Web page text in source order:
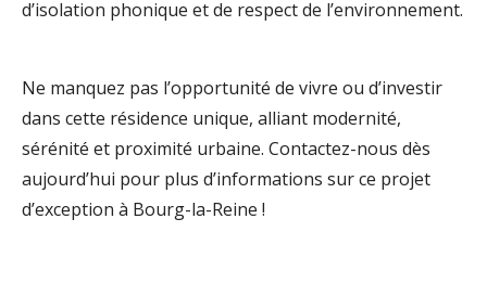
d’isolation phonique et de respect de l’environnement.
Ne manquez pas l’opportunité de vivre ou d’investir
dans cette résidence unique, alliant modernité,
sérénité et proximité urbaine. Contactez-nous dès
aujourd’hui pour plus d’informations sur ce projet
d’exception à Bourg-la-Reine !